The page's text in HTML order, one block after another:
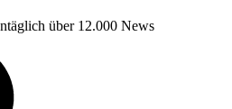
über 12.000 News